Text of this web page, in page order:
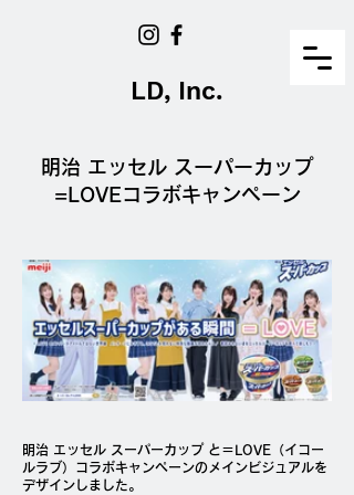
LD, Inc.
明治 エッセル スーパーカップ
=LOVEコラボキャンペーン
明治 エッセル スーパーカップ と＝LOVE（イコー
ルラブ）コラボキャンペーンのメインビジュアルを
デザインしました。